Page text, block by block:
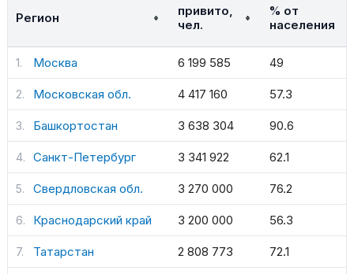
Регион
привито,
чел.
% от
населения
Москва 6 199 585 49
Московская обл. 4 417 160 57.3
Башкортостан 3 638 304 90.6
Санкт-Петербург 3 341 922 62.1
Свердловская обл. 3 270 000 76.2
Краснодарский край 3 200 000 56.3
Татарстан 2 808 773 72.1